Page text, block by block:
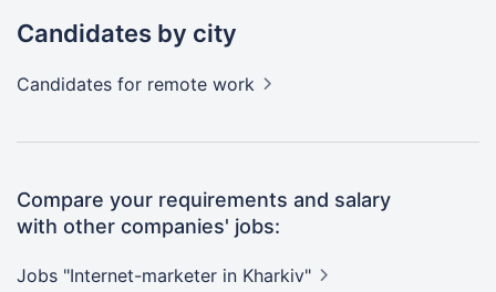
Candidates by city
Candidates for remote work
Compare your requirements and salary
with other companies' jobs:
Jobs "Internet-marketer in Kharkiv"